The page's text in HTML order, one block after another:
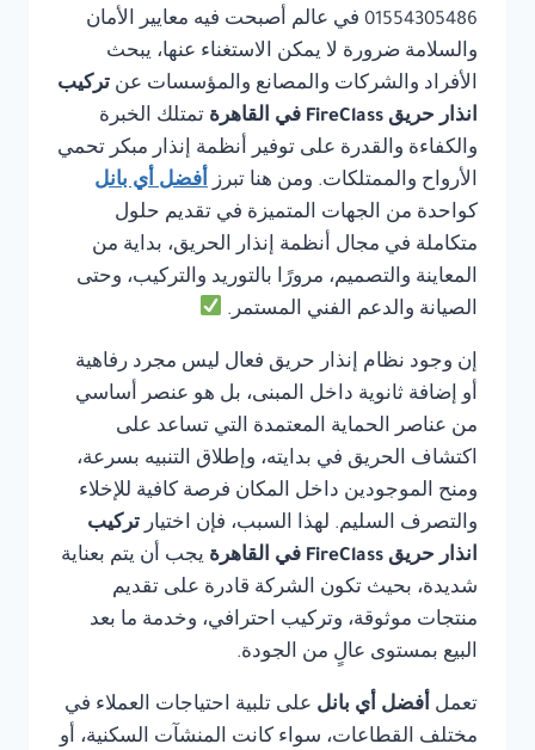
01554305486 في عالم أصبحت فيه معايير الأمان
والسلامة ضرورة لا يمكن الاستغناء عنها، يبحث
الأفراد والشركات والمصانع والمؤسسات عن تركيب
انذار حريق FireClass في القاهرة
تمتلك الخبرة
والكفاءة والقدرة على توفير أنظمة إنذار مبكر تحمي
الأرواح والممتلكات. ومن هنا تبرز أفضل أي بانل
كواحدة من الجهات المتميزة في تقديم حلول
متكاملة في مجال أنظمة إنذار الحريق، بداية من
المعاينة والتصميم، مرورًا بالتوريد والتركيب، وحتى
الصيانة والدعم الفني المستمر.
إن وجود نظام إنذار حريق فعال ليس مجرد رفاهية
أو إضافة ثانوية داخل المبنى، بل هو عنصر أساسي
من عناصر الحماية المعتمدة التي تساعد على
اكتشاف الحريق في بدايته، وإطلاق التنبيه بسرعة،
ومنح الموجودين داخل المكان فرصة كافية للإخلاء
والتصرف السليم. لهذا السبب، فإن اختيار تركيب
انذار حريق FireClass في القاهرة
يجب أن يتم بعناية
شديدة، بحيث تكون الشركة قادرة على تقديم
منتجات موثوقة، وتركيب احترافي، وخدمة ما بعد
البيع بمستوى عالٍ من الجودة.
تعمل أفضل أي بانل على تلبية احتياجات العملاء في
مختلف القطاعات، سواء كانت المنشآت السكنية، أو